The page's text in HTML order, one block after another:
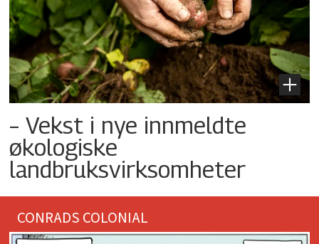
– Vekst i nye innmeldte
økologiske
landbruksvirksomheter
CONRADS COLONIAL